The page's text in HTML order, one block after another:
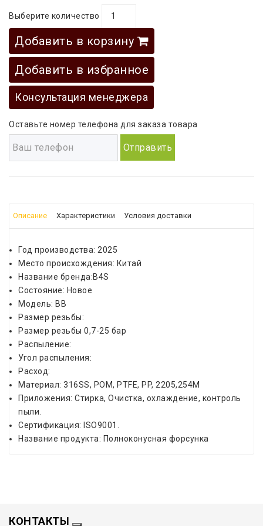
Выберите количество
Добавить в корзину
Добавить в избранное
Консультация менеджера
Оставьте номер телефона для заказа товара
Отправить
Описание Характеристики Условия доставки
Год производства: 2025
Место происхождения: Китай
Название бренда:B4S
Состояние: Новое
Модель: BB
Размер резьбы:
Размер резьбы 0,7-25 бар
Распыление:
Угол распыления:
Расход:
Материал: 316SS, POM, PTFE, PP, 2205,254M
Приложения: Стирка, Очистка, охлаждение, контроль
пыли.
Сертификация: ISO9001.
Название продукта: Полноконусная форсунка
КОНТАКТЫ